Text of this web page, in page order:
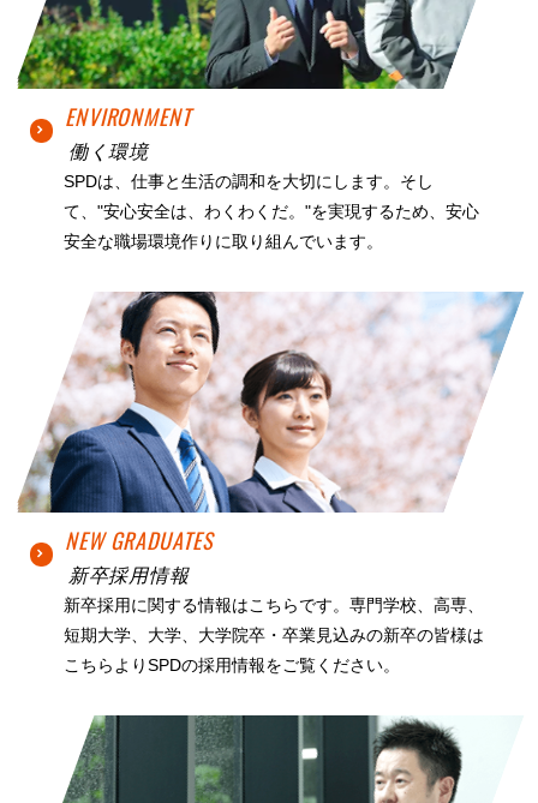
ENVIRONMENT
働く環境
SPDは、仕事と生活の調和を大切にします。そし
て、"安心安全は、わくわくだ。"を実現するため、安心
安全な職場環境作りに取り組んでいます。
NEW GRADUATES
新卒採用情報
新卒採用に関する情報はこちらです。専門学校、高専、
短期大学、大学、大学院卒・卒業見込みの新卒の皆様は
こちらよりSPDの採用情報をご覧ください。